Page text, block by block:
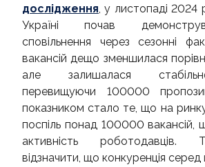
дослідження, у листопаді 2024
Україні почав
сповільнення через сезонні
вакансій дещо зменшилася
але залишалася
перевищуючи 100000
показником стало те, що на
поспіль понад 100000 вакансій,
активність роботодавців.
відзначити, що конкуренція